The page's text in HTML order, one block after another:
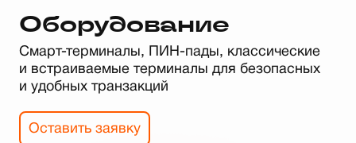
Оборудование
Смарт-терминалы, ПИН-пады, классические
и встраиваемые терминалы для безопасных
и удобных транзакций
Оставить заявку